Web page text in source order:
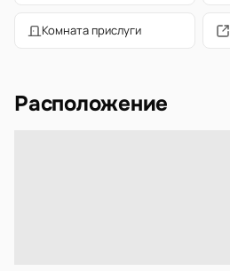
Комната прислуги
Расположение